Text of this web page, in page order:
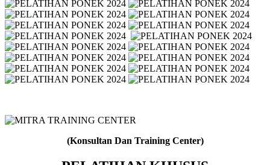
(Konsultan Dan Training Center)